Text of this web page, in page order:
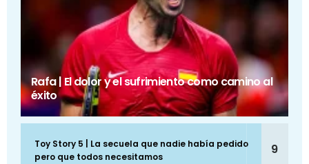
Rafa | El dolor y el sufrimiento como camino al
éxito
Toy Story 5 | La secuela que nadie había pedido
pero que todos necesitamos
9